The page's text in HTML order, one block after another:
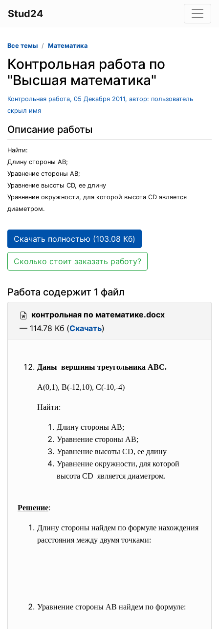
Stud24
Все темы Математика
Контрольная работа по
"Высшая математика"
Контрольная работа, 05 Декабря 2011, автор: пользователь
скрыл имя
Описание работы
Найти:
Длину стороны AB;
Уравнение стороны AB;
Уравнение высоты CD, ее длину
Уравнение окружности, для которой высота CD является
диаметром.
Скачать полностью (103.08 Кб)
Сколько стоит заказать работу?
Работа содержит 1 файл
контрольная по математике.docx
— 114.78 Кб (Скачать)
Даны вершины треугольника ABC.
A(0,1), B(-12,10), C(-10,-4)
Найти:
Длину стороны AB;
Уравнение стороны AB;
Уравнение высоты CD, ее длину
Уравнение окружности, для которой
высота CD является диаметром.
Решение:
Длину стороны найдем по формуле нахождения
расстояния между двумя точками:
Уравнение стороны AB найдем по формуле: